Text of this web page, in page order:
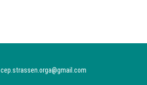
cep.strassen.orga@gmail.com